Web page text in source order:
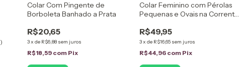
Colar Com Pingente de
Borboleta Banhado a Prata
R$20,65
3xde R$6,88 sem juros
R$18,59 com Pix
Colar Feminino com Pérolas
Pequenas e Ovais na Corrente
R$49,95
3x de R$16,65 sem juros
R$44,96 com Pix